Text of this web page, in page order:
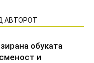
АВТОРОТ
обуката
и